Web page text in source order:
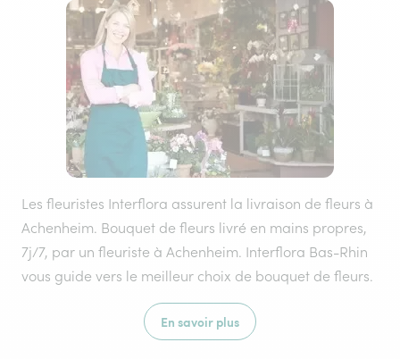
Les fleuristes Interflora assurent la livraison de fleurs à
Achenheim. Bouquet de fleurs livré en mains propres,
7j/7, par un fleuriste à Achenheim. Interflora Bas-Rhin
vous guide vers le meilleur choix de bouquet de fleurs.
En savoir plus